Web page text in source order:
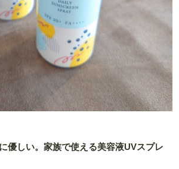
優しい。家族で使える美容液UVスプレ